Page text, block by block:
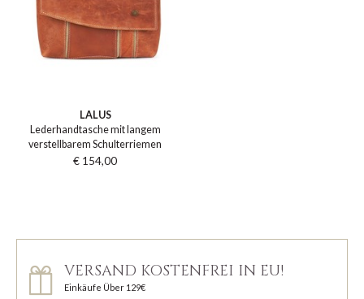
LALUS
Lederhandtasche mit langem
verstellbarem Schulterriemen
€ 154,00
VERSAND KOSTENFREI IN EU!
Einkäufe Über 129€